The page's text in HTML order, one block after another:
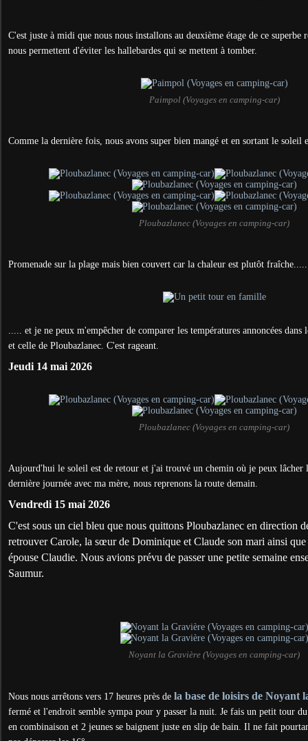
C'est juste à midi que nous nous installons au deuxième étage de ce superbe
nous permettent d'éviter les hallebardes qui se mettent à tomber.
Paimpol (Voyages en camping-car)
Comme la dernière fois, nous avons super bien mangé et en sortant le soleil
Ploubazlanec (Voyages en camping-car)
Promenade sur la plage mais bien couvert car la chaleur est plutôt
..... et je ne peux m'empêcher de comparer les températures annoncées dans
et celle de Ploubazlanec. C'est rageant.
Jeudi 14 mai 2026
Ploubazlanec (Voyages en camping-car)
Aujourd'hui le soleil est de retour et j'ai trouvé un chemin où je peux lâcher
dernière journée avec ma mère, nous reprenons la route demain.
Vendredi 15 mai 2026
C'est sous un ciel bleu que nous quittons Ploubazlanec en direction
retrouver Carole, la sœur de Dominique et Claude son mari ainsi
épouse Claudie. Nous avions prévu de passer une petite semaine
Saumur.
Noyant la Gravière (Voyages en camping-car)
Nous nous arrêtons vers 17 heures près de la base de loisirs de Noyant
fermé et l'endroit semble sympa pour y passer la nuit. Je fais un petit tour
en combinaison et 2 jeunes se baignent juste en slip de bain. Il ne fait